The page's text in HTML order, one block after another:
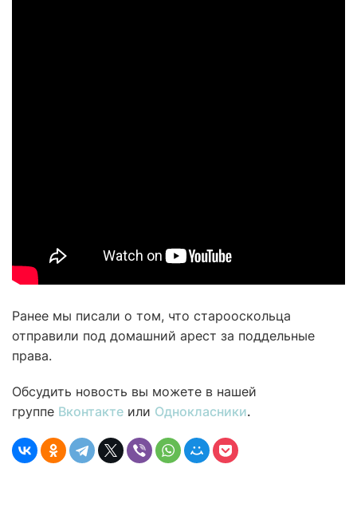
Ранее мы писали о том, что старооскольца
отправили под домашний арест за поддельные
права.
Обсудить новость вы можете в нашей
группе Вконтакте или Однокласники.